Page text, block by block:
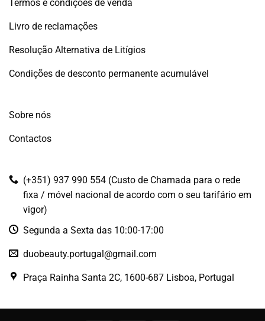
Termos e condições de venda
Livro de reclamações
Resolução Alternativa de Litígios
Condições de desconto permanente acumulável
Sobre nós
Contactos
(+351) 937 990 554 (Custo de Chamada para o rede
fixa / móvel nacional de acordo com o seu tarifário em
vigor)
Segunda a Sexta das 10:00-17:00
duobeauty.portugal@gmail.com
Praça Rainha Santa 2C, 1600-687 Lisboa, Portugal